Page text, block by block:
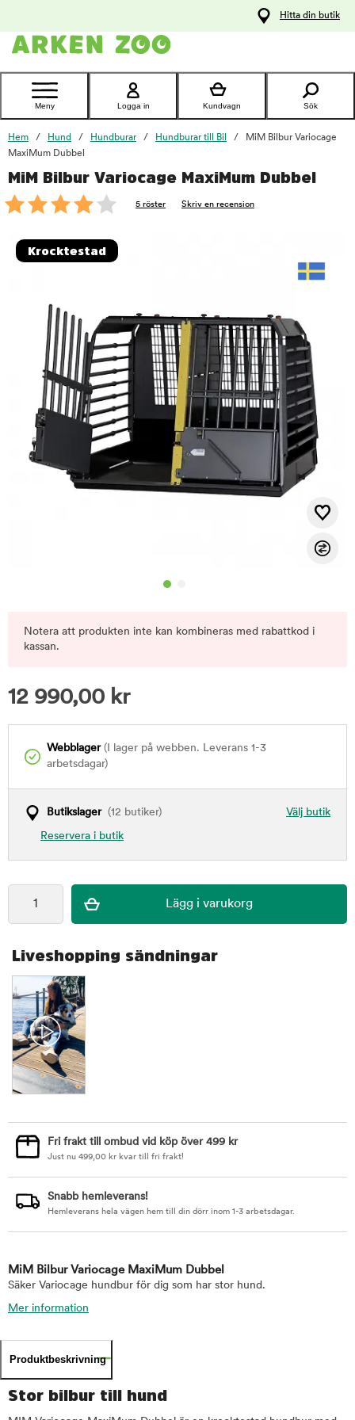
Kontakta
Hitta din butik
Meny Logga in Kundvagn Sök
Hem Hund Hundburar Hundburar till Bil
MiM Bilbur Variocage
MaxiMum Dubbel
MiM Bilbur Variocage MaxiMum Dubbel
5 röster Skriv en recension
Krocktestad
Notera att produkten inte kan kombineras med rabattkod i
kassan.
12 990,00 kr
Webblager(I lager på webben. Leverans 1-3
arbetsdagar)
Välj butik
Butikslager(12 butiker)
Reservera i butik
foo
Liveshopping sändningar
Fri frakt till ombud vid köp över 499 kr
Just nu 499,00 kr kvar till fri frakt!
Snabb hemleverans!
Hemleverans hela vägen hem till din dörr inom 1-3 arbetsdagar.
MiM Bilbur Variocage MaxiMum Dubbel
Säker Variocage hundbur för dig som har stor hund.
Mer information
Produktbeskrivning
Stor bilbur till hund